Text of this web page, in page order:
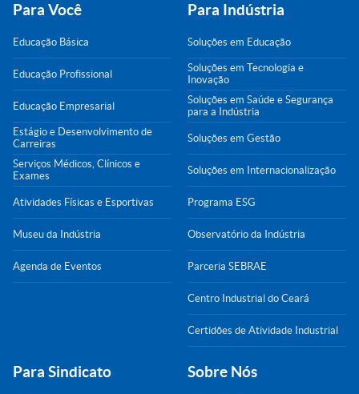
Para Você
Educação Básica
Educação Profissional
Educação Empresarial
Estágio e Desenvolvimento de
Carreiras
Serviços Médicos, Clínicos e
Exames
Atividades Físicas e Esportivas
Museu da Indústria
Agenda de Eventos
Para Indústria
Soluções em Educação
Soluções em Tecnologia e
Inovação
Soluções em Saúde e Segurança
para a Indústria
Soluções em Gestão
Soluções em Internacionalização
Programa ESG
Observatório da Indústria
Parceria SEBRAE
Centro Industrial do Ceará
Certidões de Atividade Industrial
Para Sindicato Sobre Nós